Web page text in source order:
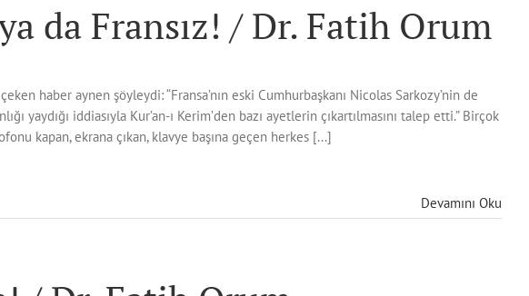
da Fransız! / Dr. Fatih Orum
haber aynen şöyleydi: “Fransa’nın eski Cumhurbaşkanı Nicolas Sarkozy’nin de
yaydığı iddiasıyla Kur’an-ı Kerim’den bazı ayetlerin çıkartılmasını talep etti.” Birçok
kapan, ekrana çıkan, klavye başına geçen herkes [...]
Devamını Oku